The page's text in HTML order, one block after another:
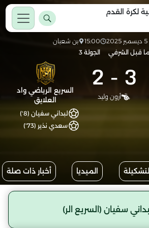
لكرة القدم
15:00
بن شعبان
ما قبل الشرفي
الجولة 3
3
-
2
أرون وليد
السريع الرياضي واد
العلايق
لبداني سفيان (8')
سعدي نذير (73')
الميديا أخبار ذات صلة
سفيان (السريع الر)